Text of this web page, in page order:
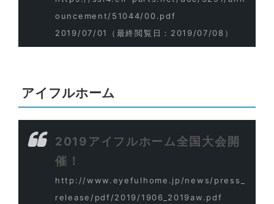
ouncement/51044/00.pdf
2019/07/01
（最終閲覧日：2019/07/08）
アイフルホーム
2019アイフルホーム全国大会開
催！
http://www.eyefulhome.jp/news/press_
release/pdf/2019/1906_2019aw.pdf